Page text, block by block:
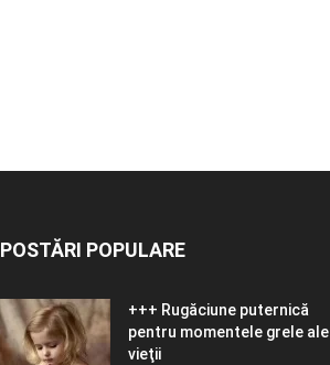
POSTĂRI POPULARE
+++ Rugăciune puternică
pentru momentele grele ale
vieţii